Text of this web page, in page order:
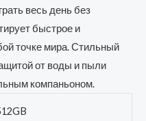
весь день без
быстрое и
точке мира. Стильный
от воды и пыли
компаньоном.